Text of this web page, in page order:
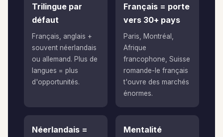
Trilingue par
défaut
Français, anglais +
souvent néerlandais
ou allemand. Plus de
langues = plus
d'opportunités.
Français = porte
vers 30+ pays
Paris, Montréal,
Afrique
francophone, Suisse
romande-le français
t'ouvre des marchés
énormes.
Néerlandais =
Mentalité